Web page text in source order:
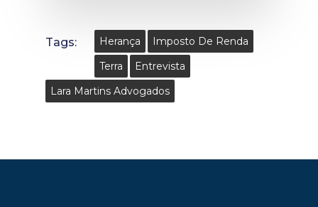
Tags: Herança
Imposto De Renda
Terra
Entrevista
Lara Martins Advogados